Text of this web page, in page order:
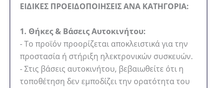
ΕΙΔΙΚΕΣ ΠΡΟΕΙΔΟΠΟΙΗΣΕΙΣ ΑΝΑ ΚΑΤΗΓΟΡΙΑ:
1. Θήκες & Βάσεις Αυτοκινήτου:
- Το προϊόν προορίζεται αποκλειστικά για την
προστασία ή στήριξη ηλεκτρονικών συσκευών.
- Στις βάσεις αυτοκινήτου, βεβαιωθείτε ότι η
τοποθέτηση δεν εμποδίζει την ορατότητα του